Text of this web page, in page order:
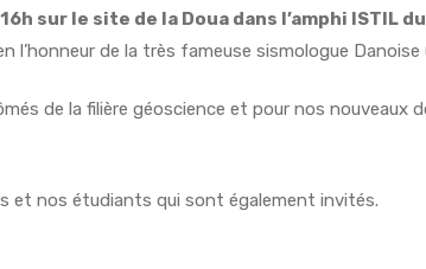
sur le site de la Doua dans l’amphi ISTIL
de la très fameuse sismologue Danoise
de la filière géoscience et pour nos nouveaux
et nos étudiants qui sont également invités.